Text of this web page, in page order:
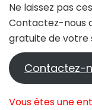
Ne laissez pas
Contactez-nous
gratuite de votre
Contactez-
Vous êtes une